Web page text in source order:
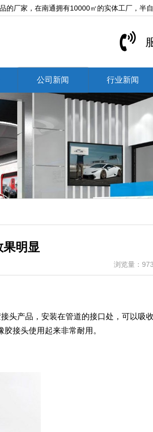
厂家，在南通拥有10000㎡的实体工厂，半
公司新闻 行业新闻
果明显
浏览量：973
头产品，安装在管道的接口处，可以吸收
接头使用起来非常耐用。